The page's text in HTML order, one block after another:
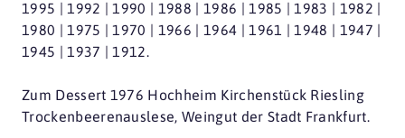
1995 | 1992 | 1990 | 1988 | 1986 | 1985 | 1983 | 1982 |
1980 | 1975 | 1970 | 1966 | 1964 | 1961 | 1948 | 1947 |
1945 | 1937 | 1912.
Zum Dessert 1976 Hochheim Kirchenstück Riesling
Trockenbeerenauslese, Weingut der Stadt Frankfurt.